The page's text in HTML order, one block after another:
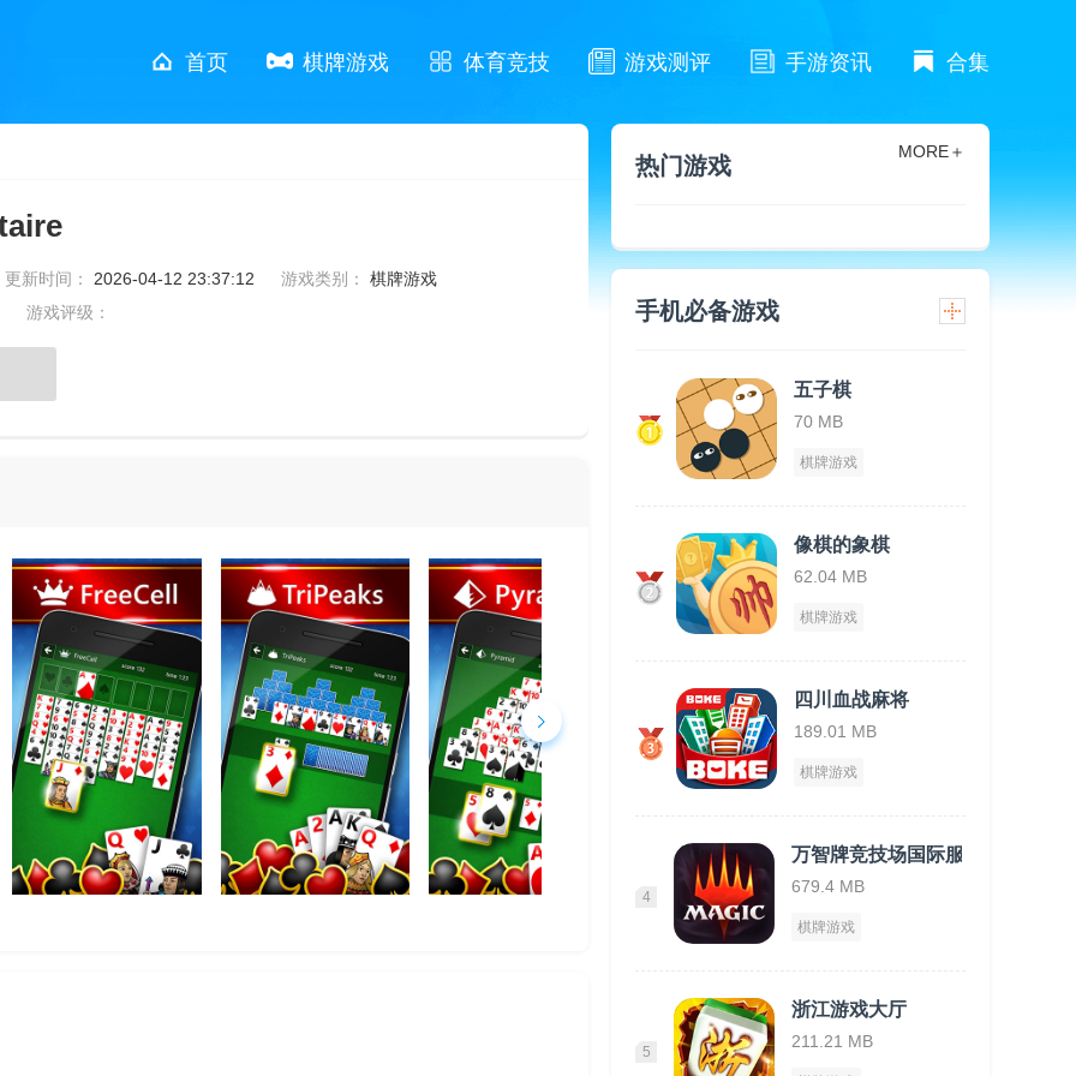
首页 棋牌游戏 体育竞技 游戏测评 手游资讯 合集
更新时间： 2026-04-12 23:37:12 游戏类别： 棋牌游戏
游戏评级：
热门游戏
MORE＋
手机必备游戏
五子棋
70 MB
棋牌游戏
像棋的象棋
62.04 MB
棋牌游戏
四川血战麻将
189.01 MB
棋牌游戏
4
万智牌竞技场国际服
679.4 MB
棋牌游戏
5
浙江游戏大厅
211.21 MB